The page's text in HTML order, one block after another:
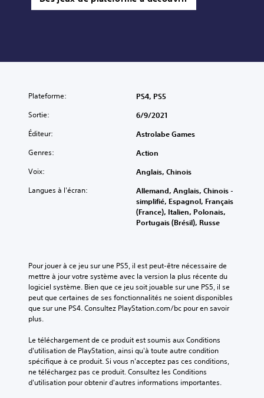
Plateforme: PS4, PS5
Sortie: 6/9/2021
Éditeur: Astrolabe Games
Genres: Action
Voix: Anglais, Chinois
Langues à l'écran:
Allemand, Anglais, Chinois -
simplifié, Espagnol, Français
(France), Italien, Polonais,
Portugais (Brésil), Russe
Pour jouer à ce jeu sur une PS5, il est peut-être nécessaire de
mettre à jour votre système avec la version la plus récente du
logiciel système. Bien que ce jeu soit jouable sur une PS5, il se
peut que certaines de ses fonctionnalités ne soient disponibles
que sur une PS4. Consultez PlayStation.com/bc pour en savoir
plus.
Le téléchargement de ce produit est soumis aux Conditions
d'utilisation de PlayStation, ainsi qu'à toute autre condition
spécifique à ce produit. Si vous n'acceptez pas ces conditions,
ne téléchargez pas ce produit. Consultez les Conditions
d'utilisation pour obtenir d'autres informations importantes.